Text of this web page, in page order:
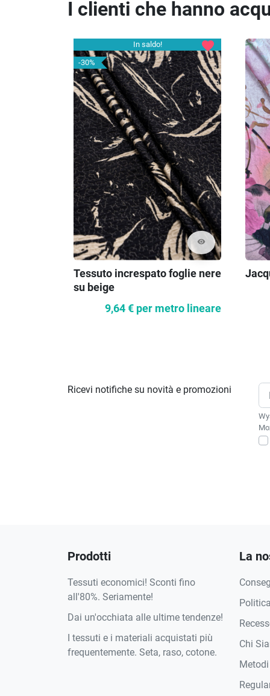
I clienti che hanno
In saldo!
-30%
visibility
favorite
Tessuto increspato foglie nere
su beige
9,64 € per metro lineare
Ricevi notifiche su novità e promozioni
Prodotti
Tessuti economici! Sconti fino
all'80%. Seriamente!
Dai un'occhiata alle ultime tendenze!
I tessuti e i materiali acquistati più
frequentemente. Seta, raso, cotone.
La
Chi